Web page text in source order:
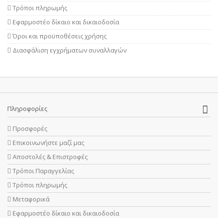
Τρόποι πληρωμής
Εφαρμοστέο δίκαιο και δικαιοδοσία
Όροι και προϋποθέσεις χρήσης
Διασφάλιση εγχρήματων συναλλαγών
Πληροφορίες
Προσφορές
Επικοινωνήστε μαζί μας
Αποστολές & Επιστροφές
Τρόποι Παραγγελίας
Τρόποι πληρωμής
Μεταφορικά
Εφαρμοστέο δίκαιο και δικαιοδοσία